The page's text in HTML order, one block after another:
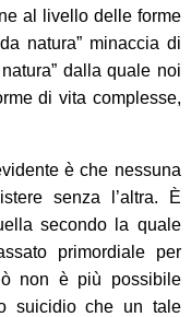
al livello delle forme
natura” minaccia di
dalla quale noi
di vita complesse,
è che nessuna
senza l’altra. È
secondo la quale
primordiale per
non è più possibile
suicidio che un tale